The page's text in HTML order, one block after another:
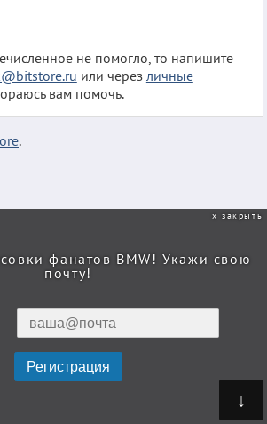
не помогло, то напишите
или через личные
вам помочь.
.
закрыть
фанатов BMW! Укажи свою
почту!
↓